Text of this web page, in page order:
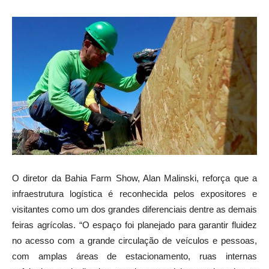
O diretor da Bahia Farm Show, Alan Malinski, reforça que a
infraestrutura logística é reconhecida pelos expositores e
visitantes como um dos grandes diferenciais dentre as demais
feiras agrícolas. “O espaço foi planejado para garantir fluidez
no acesso com a grande circulação de veículos e pessoas,
com amplas áreas de estacionamento, ruas internas